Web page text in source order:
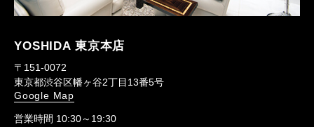
YOSHIDA 東京本店
〒151-0072
東京都渋谷区幡ヶ谷2丁目13番5号
Google Map
営業時間 10:30～19:30